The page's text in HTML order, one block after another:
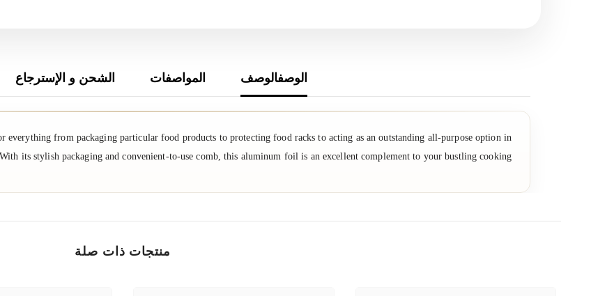
الوصفالوصف المواصفات الشحن و الإسترجاع
from packaging particular food products to protecting food racks to acting as an outstanding all-purpose option in
its stylish packaging and convenient-to-use comb, this aluminum foil is an excellent complement to your bustling cooking!
منتجات ذات صلة